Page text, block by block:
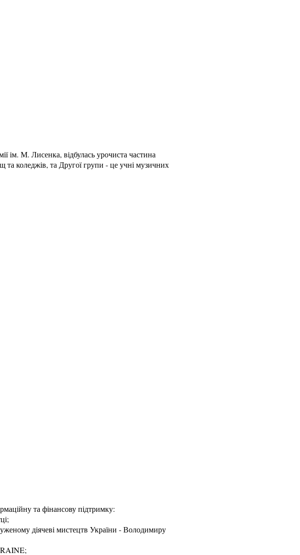
ім. М. Лисенка, відбулась урочиста частина
коледжів, та Другої групи - це учні музичних
та фінансову підтримку:
діячеві мистецтв України - Володимиру